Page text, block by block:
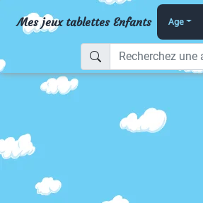
Mes jeux tablettes Enfants Age